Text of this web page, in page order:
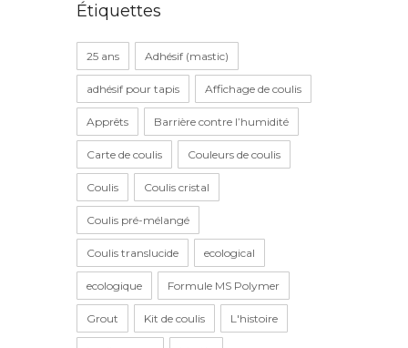
Étiquettes
25 ans Adhésif (mastic)
adhésif pour tapis Affichage de coulis
Apprêts Barrière contre l’humidité
Carte de coulis Couleurs de coulis
Coulis Coulis cristal
Coulis pré-mélangé
Coulis translucide ecological
ecologique Formule MS Polymer
Grout Kit de coulis L'histoire